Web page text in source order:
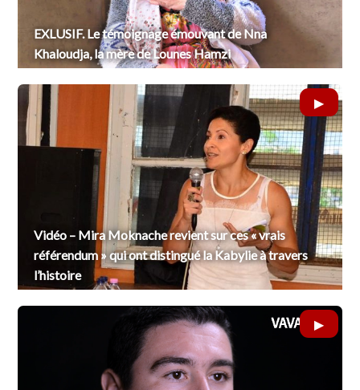
EXLUSIF. Le témoignage émouvant de Nna
Khaloudja, la mère de Lounes Hamzi
Vidéo – Mira Moknache revient sur ces « vrais
référendum » qui ont distingué la Kabylie à travers
l’histoire